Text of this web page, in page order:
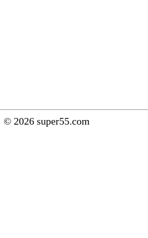
2026 super55.com